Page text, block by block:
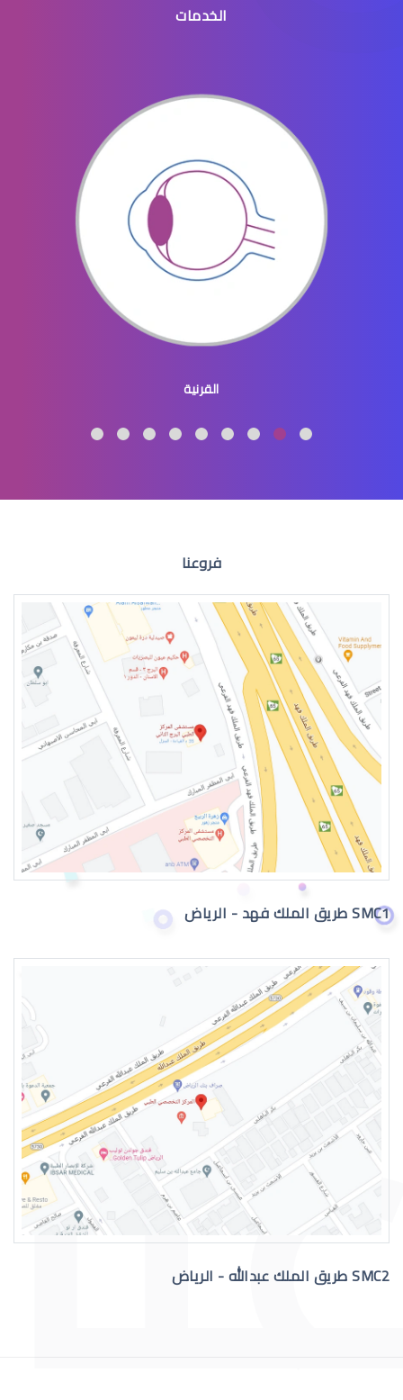
عيون الاطفال الخدج
عيون الاطفال المنتفخه
عيون الاطفال المنغوليين
عيون الطفل الرضيع
عيون الطفل الرضيع تدمع
حول عيون الاطفال الرضع
التهاب عيون الاطفال الرضع
الخدمات
القرنية
فروعنا
SMC1 طريق الملك فهد - الرياض
SMC2 طريق الملك عبدالله - الرياض